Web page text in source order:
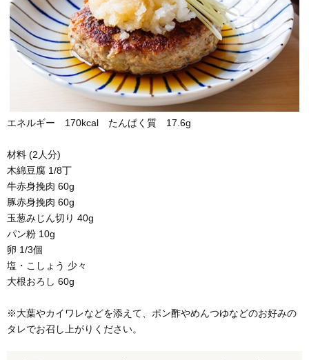
エネルギー 170kcal たんぱく質 17.6g
材料 (2人分)
木綿豆腐 1/8丁
牛赤身挽肉 60g
豚赤身挽肉 60g
玉葱みじん切り 40g
パン粉 10g
卵 1/3個
塩・こしょう 少々
大根おろし 60g
※大葉やカイワレなどを添えて、ポン酢やめんつゆなどのお好みの
タレでお召し上がりください。